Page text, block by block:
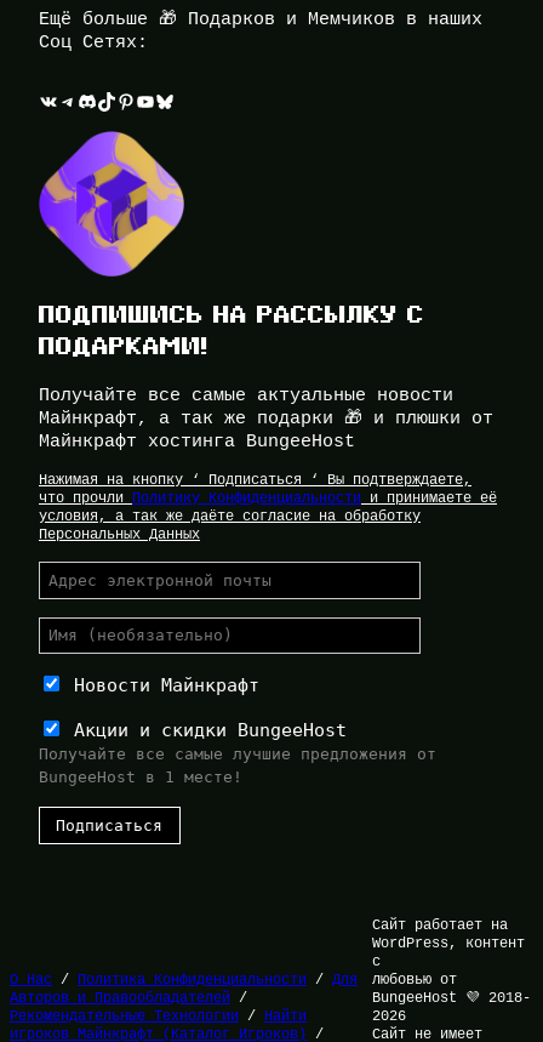
Ещё больше 🎁 Подарков и Мемчиков в наших
Соц Сетях:
ВКонтакте Telegram Discord TikTok Pinterest YouTube Bluesky
ПОДПИШИСЬ НА РАССЫЛКУ С
ПОДАРКАМИ!
Получайте все самые актуальные новости
Майнкрафт, а так же подарки 🎁 и плюшки от
Майнкрафт хостинга BungeeHost
Нажимая на кнопку ‘ Подписаться ‘ Вы подтверждаете,
что прочли Политику Конфиденциальности и принимаете её
условия, а так же даёте согласие на обработку
Персональных Данных
Новости Майнкрафт
Акции и скидки BungeeHost
Получайте все самые лучшие предложения от
BungeeHost в 1 месте!
О Нас / Политика Конфиденциальности / Для
Авторов и Правообладателей /
Рекомендательные Технологии / Найти
игроков Майнкрафт (Каталог Игроков) /
Сайт работает на
WordPress, контент
с
любовью от
BungeeHost 💜 2018-
2026
Сайт не имеет